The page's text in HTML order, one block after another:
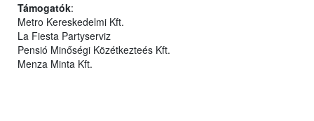
Támogatók:
Metro Kereskedelmi Kft.
La Fiesta Partyserviz
Pensió Minőségi Közétkezteés Kft.
Menza Minta Kft.